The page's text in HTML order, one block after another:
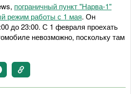
пограничный пункт "Нарва-1"
режим работы с 1 мая. Он
до 23:00. С 1 февраля проехать
невозможно, поскольку там